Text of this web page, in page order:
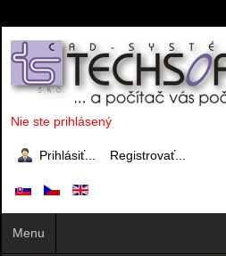
Nie ste prihlásený
Prihlásiť... Registrovať...
Menu